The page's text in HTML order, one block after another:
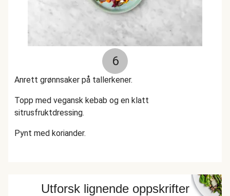
6
Anrett grønnsaker på tallerkener.
Topp med vegansk kebab og en klatt
sitrusfruktdressing.
Pynt med koriander.
Utforsk lignende oppskrifter